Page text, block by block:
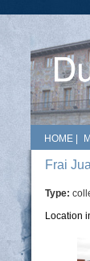
HOME
Frai
Type:
Location